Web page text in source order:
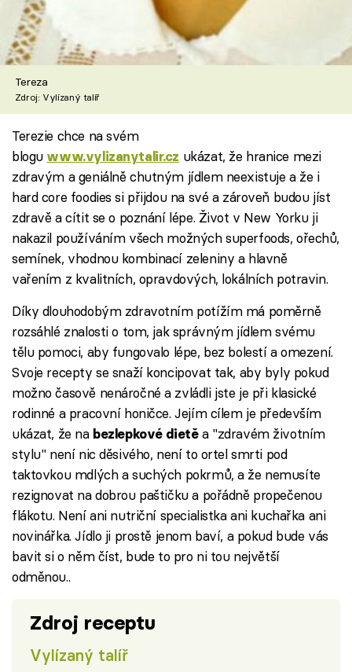
Tereza
Zdroj: Vylízaný talíř
Terezie chce na svém
blogu www.vylizanytalir.cz ukázat, že hranice mezi
zdravým a geniálně chutným jídlem neexistuje a že i
hard core foodies si přijdou na své a zároveň budou jíst
zdravě a cítit se o poznání lépe. Život v New Yorku ji
nakazil používáním všech možných superfoods, ořechů,
semínek, vhodnou kombinací zeleniny a hlavně
vařením z kvalitních, opravdových, lokálních potravin.
Díky dlouhodobým zdravotním potížím má poměrně
rozsáhlé znalosti o tom, jak správným jídlem svému
tělu pomoci, aby fungovalo lépe, bez bolestí a omezení.
Svoje recepty se snaží koncipovat tak, aby byly pokud
možno časově nenáročné a zvládli jste je při klasické
rodinné a pracovní honičce. Jejím cílem je především
ukázat, že na bezlepkové dietěa "zdravém životním
stylu" není nic děsivého, není to ortel smrti pod
taktovkou mdlých a suchých pokrmů, a že nemusíte
rezignovat na dobrou paštičku a pořádně propečenou
flákotu. Není ani nutriční specialistka ani kuchařka ani
novinářka. Jídlo ji prostě jenom baví, a pokud bude vás
bavit si o něm číst, bude to pro ni tou největší
odměnou..
Zdroj receptu
Vylízaný talíř